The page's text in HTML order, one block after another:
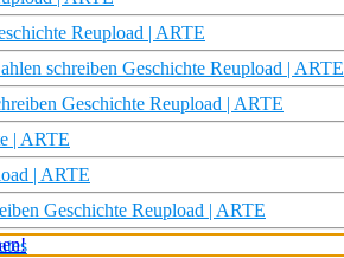
Reupload | ARTE
schreiben Geschichte Reupload | ARTE
Geschichte Reupload | ARTE
| ARTE
| ARTE
Geschichte Reupload | ARTE